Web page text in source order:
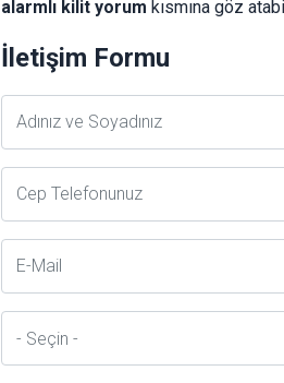
alarmlı kilit yorum kısmına göz
İletişim Formu
Adsoyad
Telefon
E-
Posta
İl